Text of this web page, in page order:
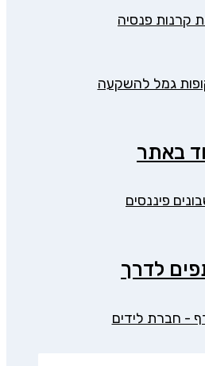
קרנות פנסיה
גמל להשקעה
באתר
פיננסים
לדרך
- חברת לידים